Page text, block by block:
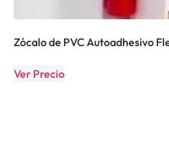
Zócalo de PVC Autoadhesivo
Ver Precio